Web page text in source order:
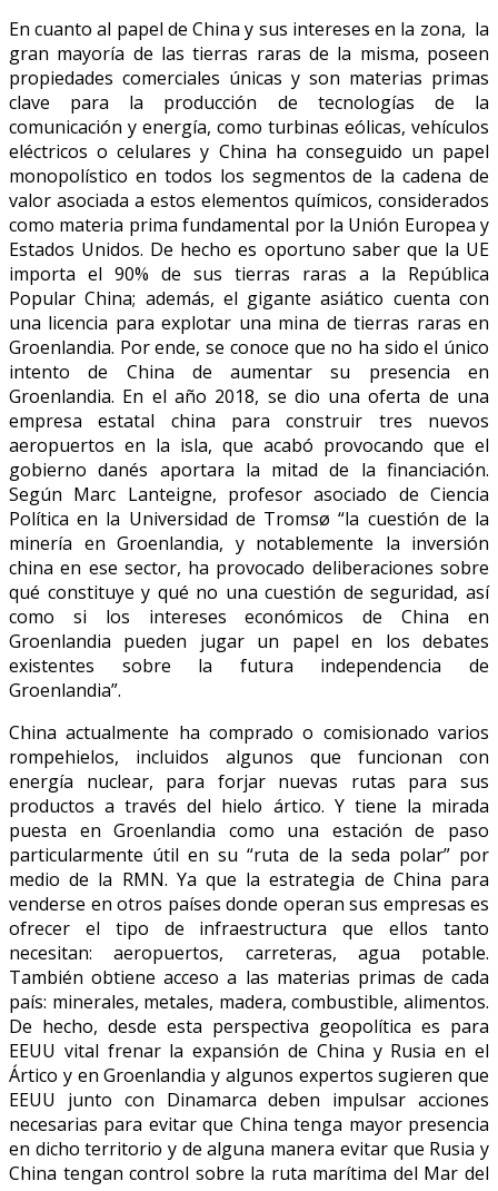
En cuanto al papel de China y sus intereses en la zona, la
gran mayoría de las tierras raras de la misma, poseen
propiedades comerciales únicas y son materias primas
clave para la producción de tecnologías de la
comunicación y energía, como turbinas eólicas, vehículos
eléctricos o celulares y China ha conseguido un papel
monopolístico en todos los segmentos de la cadena de
valor asociada a estos elementos químicos, considerados
como materia prima fundamental por la Unión Europea y
Estados Unidos. De hecho es oportuno saber que la UE
importa el 90% de sus tierras raras a la República
Popular China; además, el gigante asiático cuenta con
una licencia para explotar una mina de tierras raras en
Groenlandia. Por ende, se conoce que no ha sido el único
intento de China de aumentar su presencia en
Groenlandia. En el año 2018, se dio una oferta de una
empresa estatal china para construir tres nuevos
aeropuertos en la isla, que acabó provocando que el
gobierno danés aportara la mitad de la financiación.
Según Marc Lanteigne, profesor asociado de Ciencia
Política en la Universidad de Tromsø “la cuestión de la
minería en Groenlandia, y notablemente la inversión
china en ese sector, ha provocado deliberaciones sobre
qué constituye y qué no una cuestión de seguridad, así
como si los intereses económicos de China en
Groenlandia pueden jugar un papel en los debates
existentes sobre la futura independencia de
Groenlandia”.
China actualmente ha comprado o comisionado varios
rompehielos, incluidos algunos que funcionan con
energía nuclear, para forjar nuevas rutas para sus
productos a través del hielo ártico. Y tiene la mirada
puesta en Groenlandia como una estación de paso
particularmente útil en su “ruta de la seda polar” por
medio de la RMN. Ya que la estrategia de China para
venderse en otros países donde operan sus empresas es
ofrecer el tipo de infraestructura que ellos tanto
necesitan: aeropuertos, carreteras, agua potable.
También obtiene acceso a las materias primas de cada
país: minerales, metales, madera, combustible, alimentos.
De hecho, desde esta perspectiva geopolítica es para
EEUU vital frenar la expansión de China y Rusia en el
Ártico y en Groenlandia y algunos expertos sugieren que
EEUU junto con Dinamarca deben impulsar acciones
necesarias para evitar que China tenga mayor presencia
en dicho territorio y de alguna manera evitar que Rusia y
China tengan control sobre la ruta marítima del Mar del